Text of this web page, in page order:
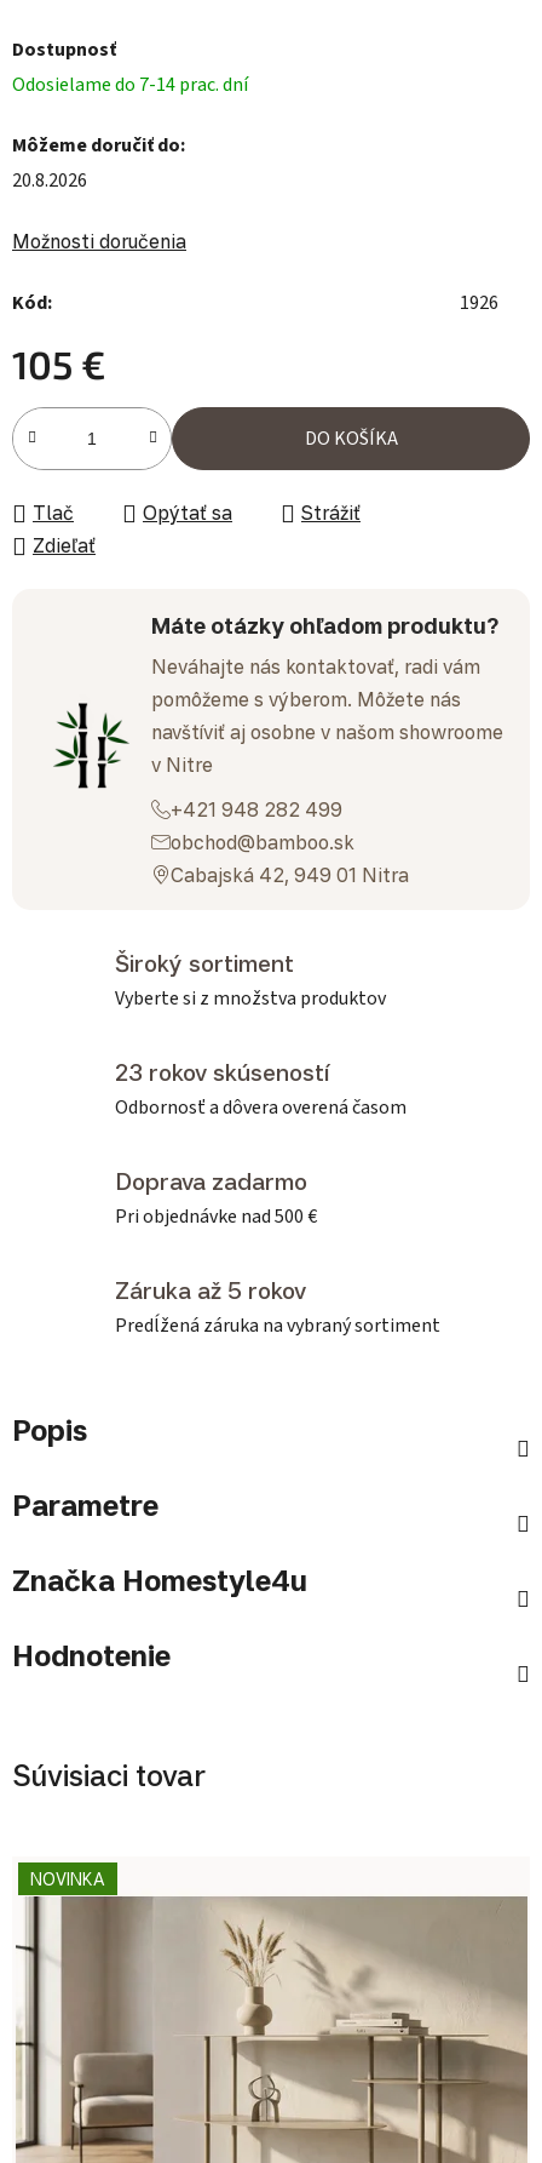
Dostupnosť
Odosielame do 7-14 prac. dní
Môžeme doručiť do:
20.8.2026
Možnosti doručenia
Kód: 1926
105 €
Jednotková cena:
DO KOŠÍKA
Tlač Opýtať sa
Strážiť
Zdieľať
Máte otázky ohľadom produktu?
Neváhajte nás kontaktovať, radi vám
pomôžeme s výberom. Môžete nás
navštíviť aj osobne v našom showroome
v Nitre
+421 948 282 499
obchod@bamboo.sk
Cabajská 42, 949 01 Nitra
Široký sortiment
Vyberte si z množstva produktov
23 rokov skúseností
Odbornosť a dôvera overená časom
Doprava zadarmo
Pri objednávke nad 500 €
Záruka až 5 rokov
Predĺžená záruka na vybraný sortiment
Popis
Parametre
Značka Homestyle4u
Hodnotenie
Súvisiaci tovar
NOVINKA